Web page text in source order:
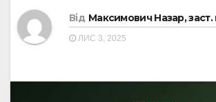
Від Максимович Назар,
ЛИС 3, 2025